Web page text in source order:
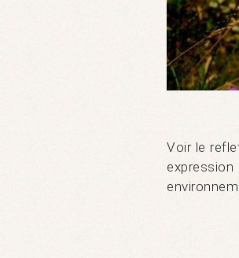
Voir le